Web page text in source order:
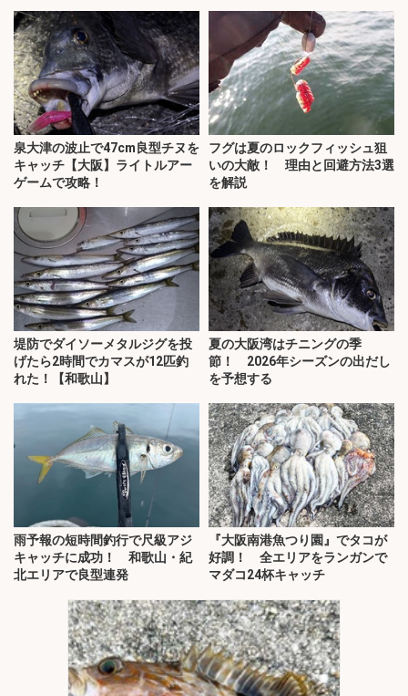
泉大津の波止で47cm良型チヌを
キャッチ【大阪】ライトルアー
ゲームで攻略！
フグは夏のロックフィッシュ狙
いの大敵！ 理由と回避方法3選
を解説
堤防でダイソーメタルジグを投
げたら2時間でカマスが12匹釣
れた！【和歌山】
夏の大阪湾はチニングの季
節！ 2026年シーズンの出だし
を予想する
雨予報の短時間釣行で尺級アジ
キャッチに成功！ 和歌山・紀
北エリアで良型連発
『大阪南港魚つり園』でタコが
好調！ 全エリアをランガンで
マダコ24杯キャッチ